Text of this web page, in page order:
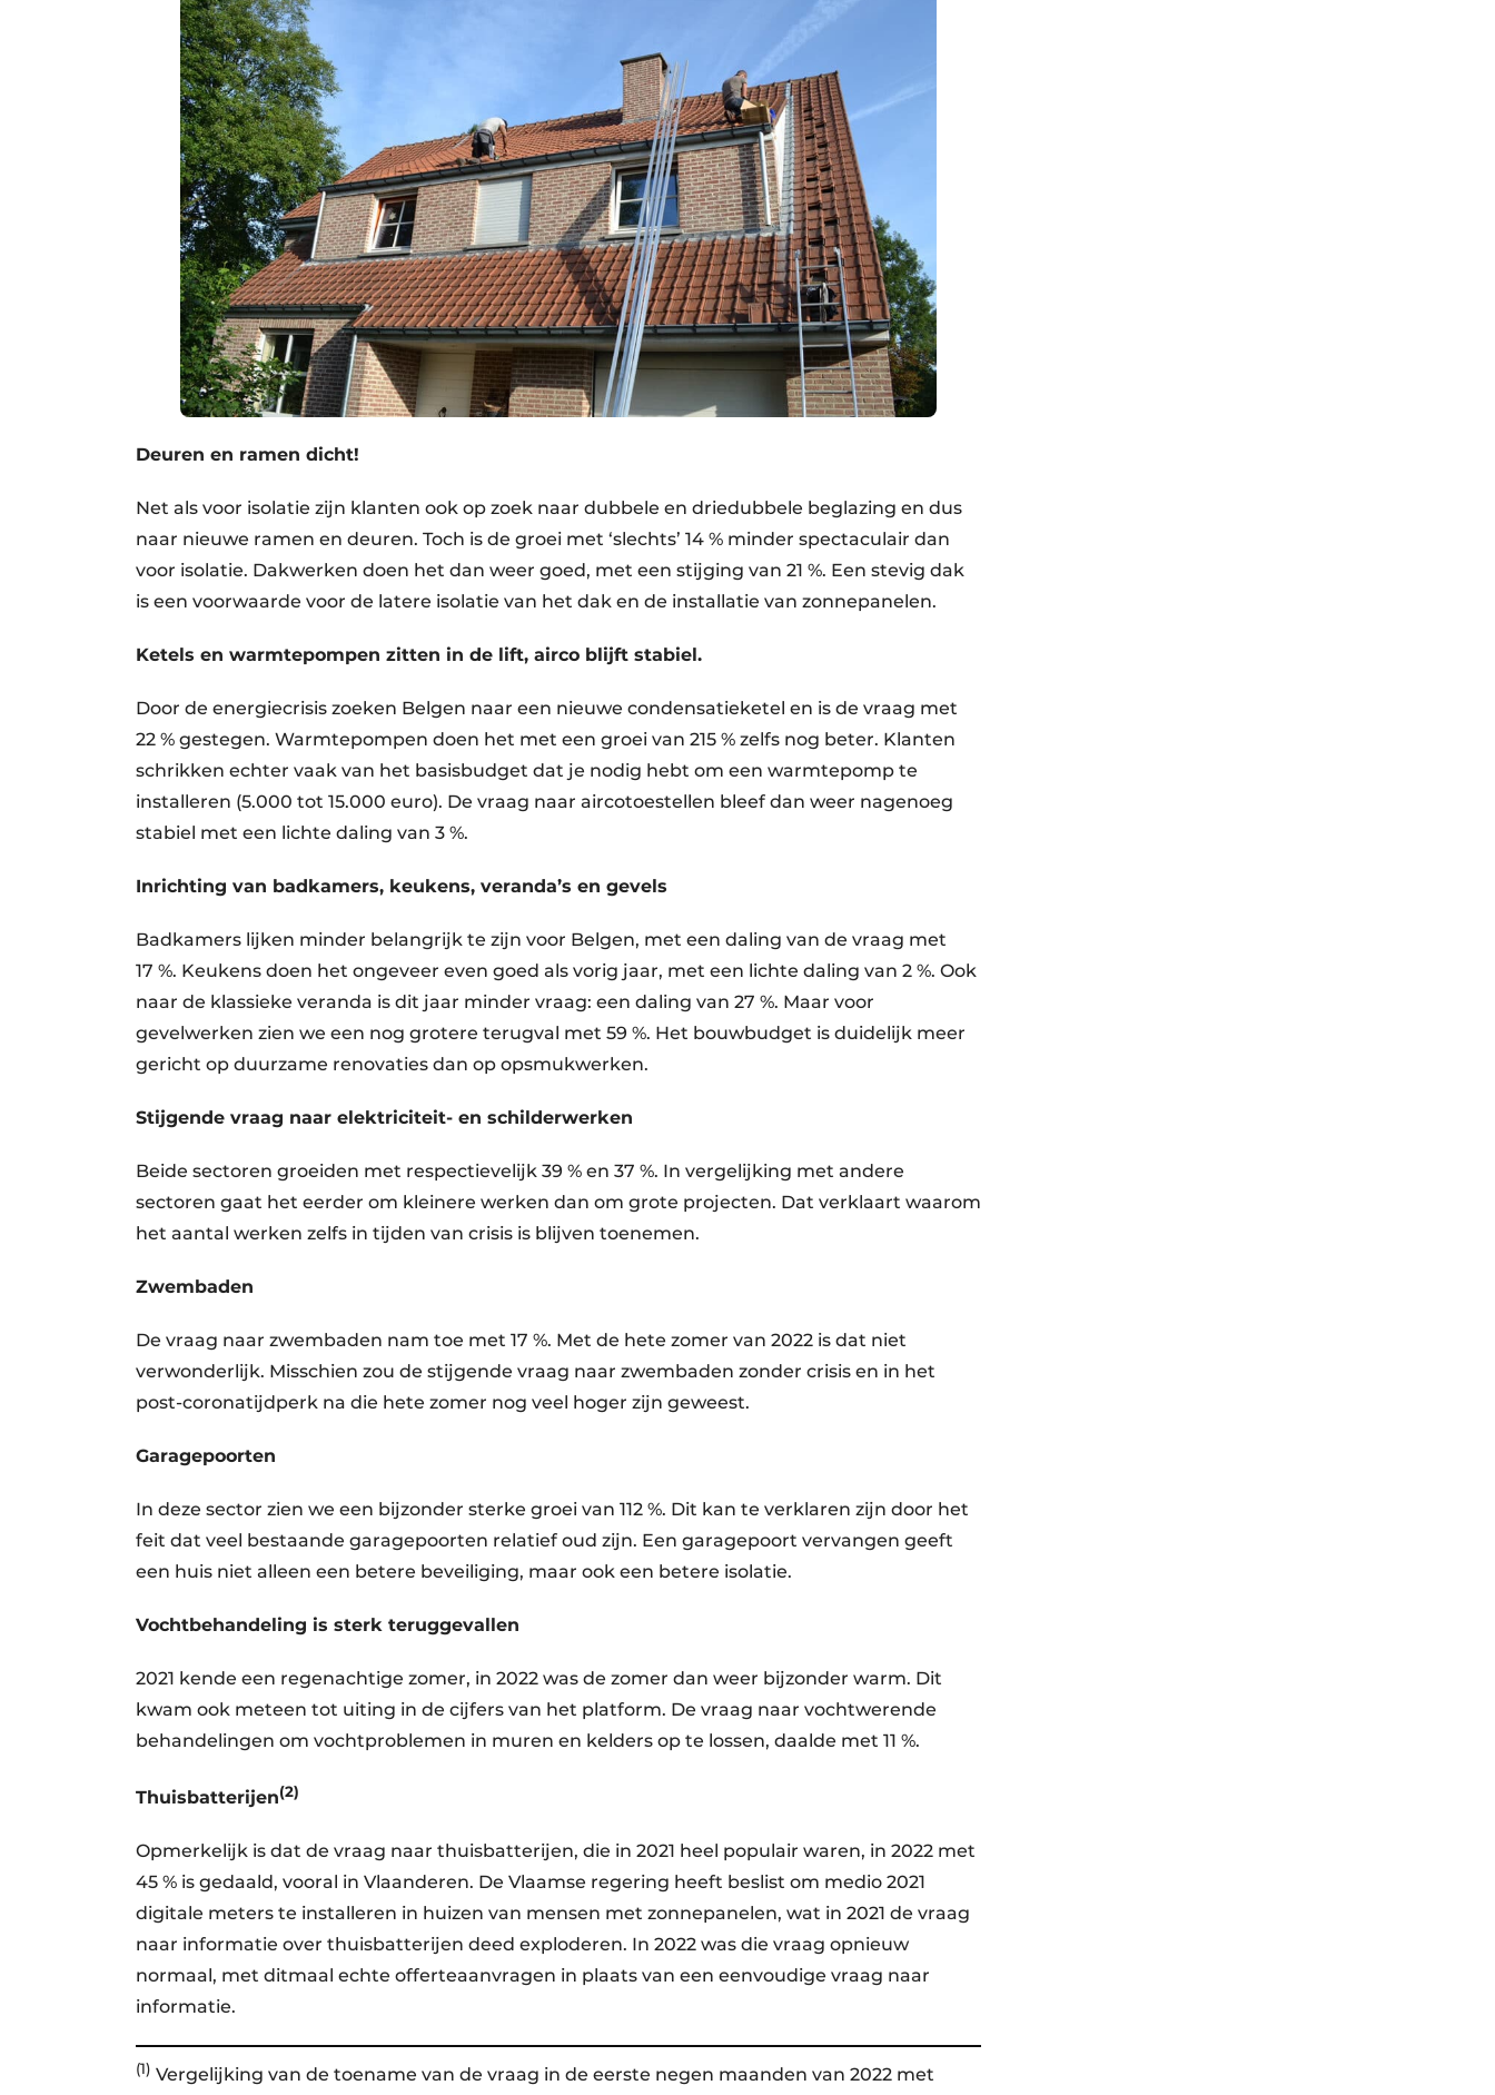
Deuren en ramen dicht!
Net als voor isolatie zijn klanten ook op zoek naar dubbele en driedubbele beglazing en dus
naar nieuwe ramen en deuren. Toch is de groei met ‘slechts’ 14 % minder spectaculair dan
voor isolatie. Dakwerken doen het dan weer goed, met een stijging van 21 %. Een stevig dak
is een voorwaarde voor de latere isolatie van het dak en de installatie van zonnepanelen.
Ketels en warmtepompen zitten in de lift, airco blijft stabiel.
Door de energiecrisis zoeken Belgen naar een nieuwe condensatieketel en is de vraag met
22 % gestegen. Warmtepompen doen het met een groei van 215 % zelfs nog beter. Klanten
schrikken echter vaak van het basisbudget dat je nodig hebt om een warmtepomp te
installeren (5.000 tot 15.000 euro). De vraag naar aircotoestellen bleef dan weer nagenoeg
stabiel met een lichte daling van 3 %.
Inrichting van badkamers, keukens, veranda’s en gevels
Badkamers lijken minder belangrijk te zijn voor Belgen, met een daling van de vraag met
17 %. Keukens doen het ongeveer even goed als vorig jaar, met een lichte daling van 2 %. Ook
naar de klassieke veranda is dit jaar minder vraag: een daling van 27 %. Maar voor
gevelwerken zien we een nog grotere terugval met 59 %. Het bouwbudget is duidelijk meer
gericht op duurzame renovaties dan op opsmukwerken.
Stijgende vraag naar elektriciteit- en schilderwerken
Beide sectoren groeiden met respectievelijk 39 % en 37 %. In vergelijking met andere
sectoren gaat het eerder om kleinere werken dan om grote projecten. Dat verklaart waarom
het aantal werken zelfs in tijden van crisis is blijven toenemen.
Zwembaden
De vraag naar zwembaden nam toe met 17 %. Met de hete zomer van 2022 is dat niet
verwonderlijk. Misschien zou de stijgende vraag naar zwembaden zonder crisis en in het
post-coronatijdperk na die hete zomer nog veel hoger zijn geweest.
Garagepoorten
In deze sector zien we een bijzonder sterke groei van 112 %. Dit kan te verklaren zijn door het
feit dat veel bestaande garagepoorten relatief oud zijn. Een garagepoort vervangen geeft
een huis niet alleen een betere beveiliging, maar ook een betere isolatie. ​
Vochtbehandeling is sterk teruggevallen
2021 kende een regenachtige zomer, in 2022 was de zomer dan weer bijzonder warm. Dit
kwam ook meteen tot uiting in de cijfers van het platform. De vraag naar vochtwerende
behandelingen om vochtproblemen in muren en kelders op te lossen, daalde met 11 %.
Thuisbatterijen(2)
Opmerkelijk is dat de vraag naar thuisbatterijen, die in 2021 heel populair waren, in 2022 met
45 % is gedaald, vooral in Vlaanderen. De Vlaamse regering heeft beslist om medio 2021
digitale meters te installeren in huizen van mensen met zonnepanelen, wat in 2021 de vraag
naar informatie over thuisbatterijen deed exploderen. In 2022 was die vraag opnieuw
normaal, met ditmaal echte offerteaanvragen in plaats van een eenvoudige vraag naar
informatie.
(1) Vergelijking van de toename van de vraag in de eerste negen maanden van 2022 met